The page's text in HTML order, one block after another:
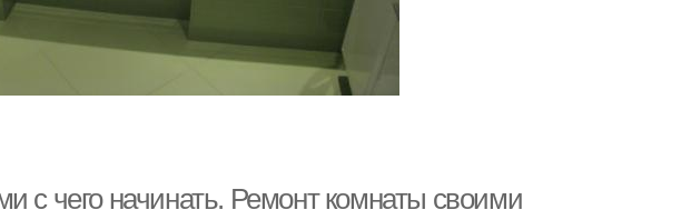
с чего начинать. Ремонт комнаты своими